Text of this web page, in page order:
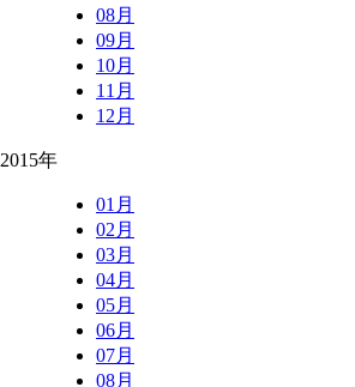
08月
09月
10月
11月
12月
2015年
01月
02月
03月
04月
05月
06月
07月
08月